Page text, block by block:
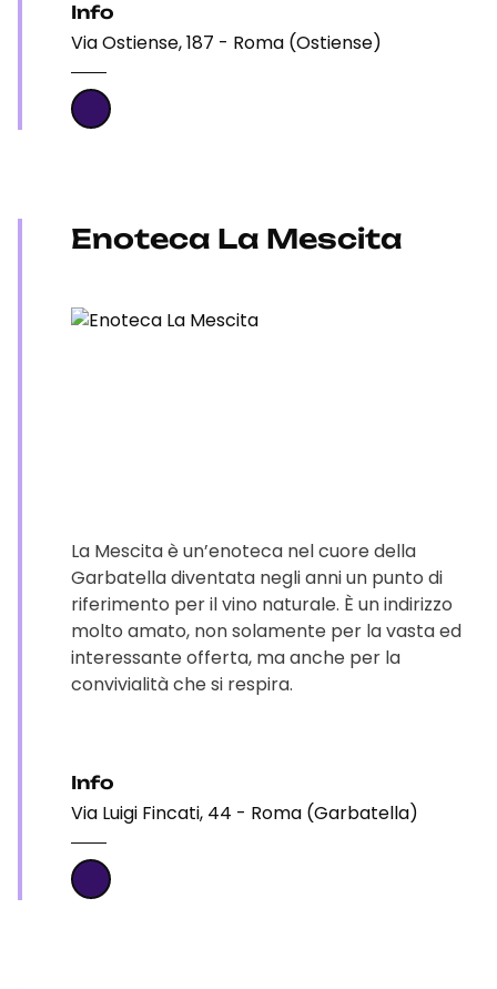
Info
Via Ostiense, 187 - Roma (Ostiense)
Enoteca La Mescita
La Mescita è un’enoteca nel cuore della
Garbatella diventata negli anni un punto di
riferimento per il vino naturale. È un indirizzo
molto amato, non solamente per la vasta ed
interessante offerta, ma anche per la
convivialità che si respira.
Info
Via Luigi Fincati, 44 - Roma (Garbatella)